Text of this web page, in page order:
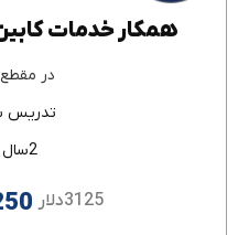
همکار خدمات
در مقطع
تدریس
2سال تحصیلی
3125دلار